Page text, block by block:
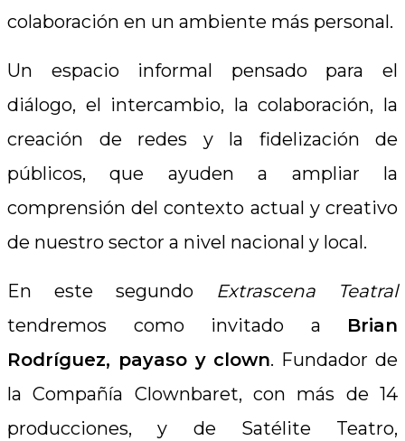
colaboración en un ambiente más personal.
Un espacio informal pensado para el
diálogo, el intercambio, la colaboración, la
creación de redes y la fidelización de
públicos, que ayuden a ampliar la
comprensión del contexto actual y creativo
de nuestro sector a nivel nacional y local.
En este segundo Extrascena Teatral
tendremos como invitado a Brian
Rodríguez, payaso y clown. Fundador de
la Compañía Clownbaret, con más de 14
producciones, y de Satélite Teatro,